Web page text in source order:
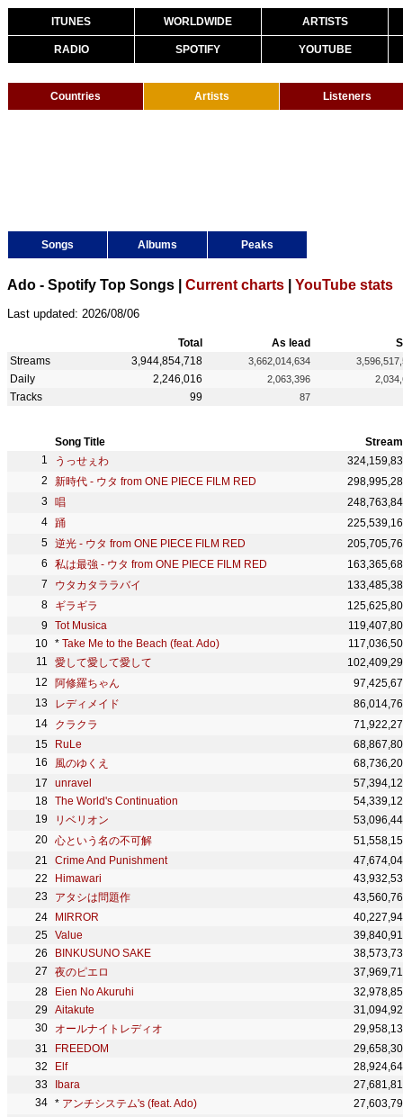
ITUNES WORLDWIDE ARTISTS
RADIO SPOTIFY YOUTUBE
Countries Artists Listeners
Songs Albums Peaks
Ado - Spotify Top Songs | Current charts YouTube stats
Last updated: 2026/08/06
Total As lead
Streams
3,944,854,718 3,662,014,634
Daily 2,246,016 2,063,396
Tracks 99 87
Song Title
うっせぇわ
新時代 - ウタ from ONE PIECE FILM RED
唱
踊
逆光 - ウタ from ONE PIECE FILM RED
私は最強 - ウタ from ONE PIECE FILM RED
ウタカタララバイ
ギラギラ
Tot Musica
* Take Me to the Beach (feat. Ado)
愛して愛して愛して
阿修羅ちゃん
レディメイド
クラクラ
RuLe
風のゆくえ
unravel
The World's Continuation
リベリオン
心という名の不可解
Crime And Punishment
Himawari
アタシは問題作
MIRROR
Value
BINKUSUNO SAKE
夜のピエロ
Eien No Akuruhi
Aitakute
オールナイトレディオ
FREEDOM
Elf
Ibara
* アンチシステム's (feat. Ado)